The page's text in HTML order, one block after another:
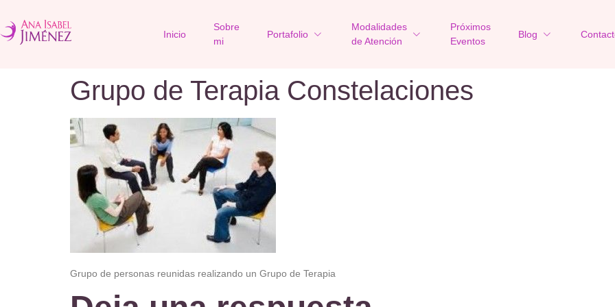
Inicio
Sobre
mi
Portafolio
Modalidades
de Atención
Próximos
Eventos
Blog
Grupo de Terapia Constelaciones
Grupo de personas reunidas realizando un Grupo de Terapia